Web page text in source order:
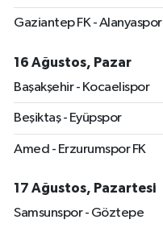
Gaziantep FK - Alanyaspor
16 Ağustos, Pazar
Başakşehir - Kocaelispor
Beşiktaş - Eyüpspor
Amed - Erzurumspor FK
17 Ağustos, Pazartesi
Samsunspor - Göztepe